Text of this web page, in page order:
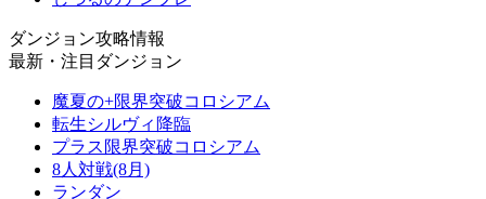
ダンジョン攻略情報
最新・注目ダンジョン
魔夏の+限界突破コロシアム
転生シルヴィ降臨
プラス限界突破コロシアム
8人対戦(8月)
ランダン